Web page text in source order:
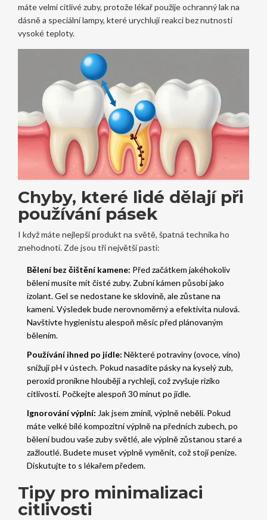
máte velmi citlivé zuby, protože lékař použije ochranný lak na
dásně a speciální lampy, které urychlují reakci bez nutnosti
vysoké teploty.
Chyby, které lidé dělají při
používání pásek
I když máte nejlepší produkt na světě, špatná technika ho
znehodnotí. Zde jsou tři největší pasti:
Bělení bez čištění kamene: Před začátkem jakéhokoliv
bělení musíte mít čisté zuby. Zubní kámen působí jako
izolant. Gel se nedostane ke sklovině, ale zůstane na
kameni. Výsledek bude nerovnoměrný a efektivita nulová.
Navštivte hygienistu alespoň měsíc před plánovaným
bělením.
Používání ihned po jídle: Některé potraviny (ovoce, víno)
snižují pH v ústech. Pokud nasadíte pásky na kyselý zub,
peroxid pronikne hlouběji a rychleji, což zvyšuje riziko
citlivosti. Počkejte alespoň 30 minut po jídle.
Ignorování výplní: Jak jsem zmínil, výplně nebělí. Pokud
máte velké bílé kompozitní výplně na předních zubech, po
bělení budou vaše zuby světlé, ale výplně zůstanou staré a
zažloutlé. Budete muset výplně vyměnit, což stojí peníze.
Diskutujte to s lékařem předem.
Tipy pro minimalizaci
citlivosti